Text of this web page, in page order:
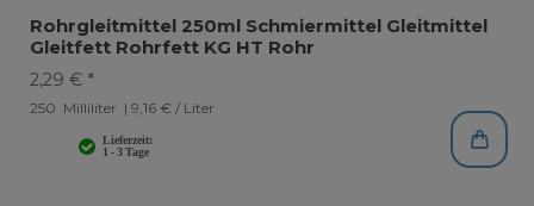
Rohrgleitmittel 250ml Schmiermittel Gleitmittel
Gleitfett Rohrfett KG HT Rohr
2,29 € *
250 Milliliter | 9,16 € / Liter